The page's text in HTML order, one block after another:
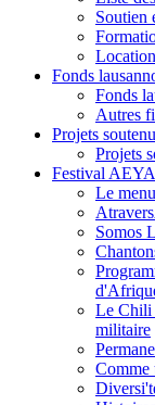
Soutien
Fonds
Fonds
Autres
Projets
Projets
Festival
Le
Somos
Le Chili
militaire
Comme